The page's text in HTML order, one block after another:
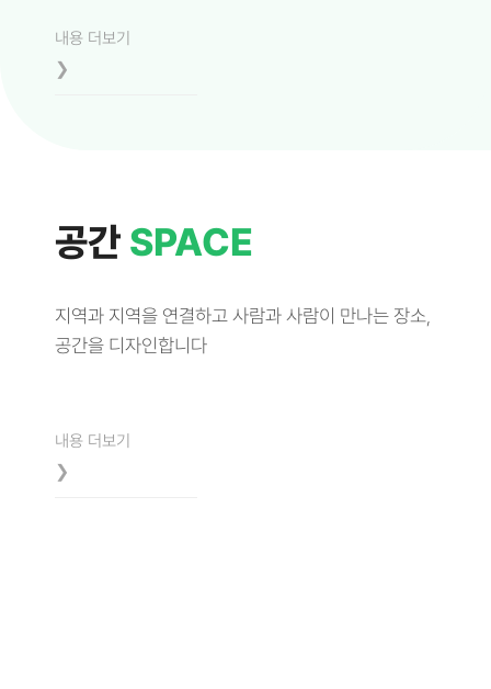
내용 더보기
❯
공간 SPACE
지역과 지역을 연결하고 사람과 사람이 만나는 장소,
공간을 디자인합니다
내용 더보기
❯